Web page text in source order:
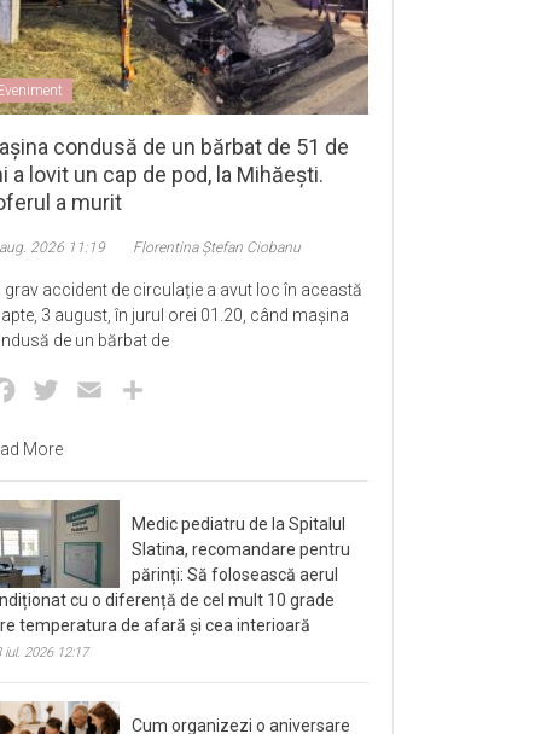
condusă de un bărbat de 51 de
a lovit un cap de pod, la Mihăești.
a murit
2026 11:19 Florentina Ștefan Ciobanu
grav accident de circulație a avut loc în această
3 august, în jurul orei 01.20, când mașina
de un bărbat de
Facebook
Twitter Email
More
Medic pediatru de la Spitalul
Slatina, recomandare pentru
părinți: Să folosească aerul
cu o diferență de cel mult 10 grade
temperatura de afară și cea interioară
iul. 2026 12:17
Cum organizezi o aniversare